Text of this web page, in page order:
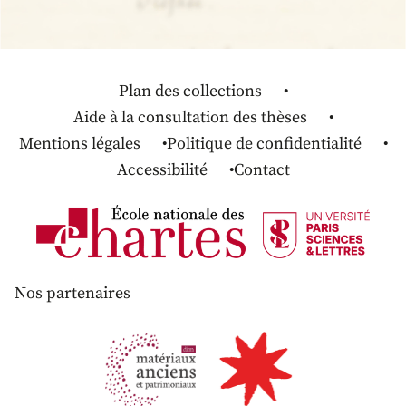
Plan des collections
Aide à la consultation des thèses
Mentions légales
Politique de confidentialité
Accessibilité
Contact
Nos partenaires